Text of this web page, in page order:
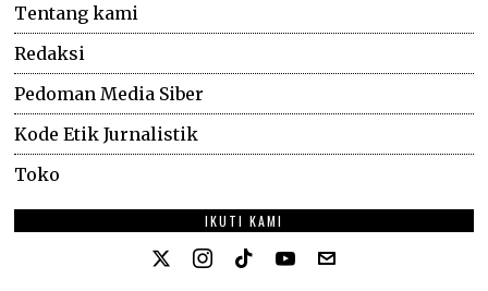
Tentang kami
Redaksi
Pedoman Media Siber
Kode Etik Jurnalistik
Toko
IKUTI KAMI